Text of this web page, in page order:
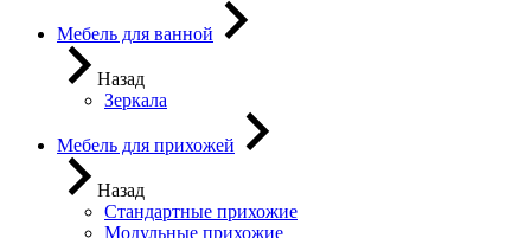
Мебель для ванной
Назад
Зеркала
Мебель для прихожей
Назад
Стандартные прихожие
Модульные прихожие